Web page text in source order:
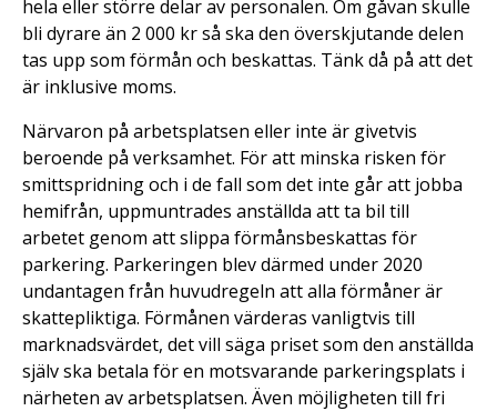
hela eller större delar av personalen. Om gåvan skulle
bli dyrare än 2 000 kr så ska den överskjutande delen
tas upp som förmån och beskattas. Tänk då på att det
är inklusive moms.
Närvaron på arbetsplatsen eller inte är givetvis
beroende på verksamhet. För att minska risken för
smittspridning och i de fall som det inte går att jobba
hemifrån, uppmuntrades anställda att ta bil till
arbetet genom att slippa förmånsbeskattas för
parkering. Parkeringen blev därmed under 2020
undantagen från huvudregeln att alla förmåner är
skattepliktiga. Förmånen värderas vanligtvis till
marknadsvärdet, det vill säga priset som den anställda
själv ska betala för en motsvarande parkeringsplats i
närheten av arbetsplatsen. Även möjligheten till fri